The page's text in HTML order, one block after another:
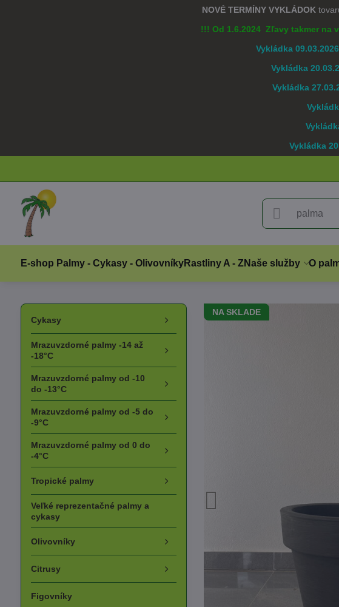
NOVÉ TERMÍNY VYKLÁDOK
!!! Od 1.6.2024 Zľavy takmer na
Vykládka
Vykládka
Vykládka
Vykládka
E-shop Palmy - Cykasy - OlivovníkyRastliny A - ZNaše služby O
NA SKLADE
Cykasy
Mrazuvzdorné palmy -14 až
-18°C
Mrazuvzdorné palmy od -10
do -13°C
Mrazuvzdorné palmy od -5 do
-9°C
Mrazuvzdorné palmy od 0 do
-4°C
Tropické palmy
Veľké reprezentačné palmy a
cykasy
Olivovníky
Citrusy
Figovníky